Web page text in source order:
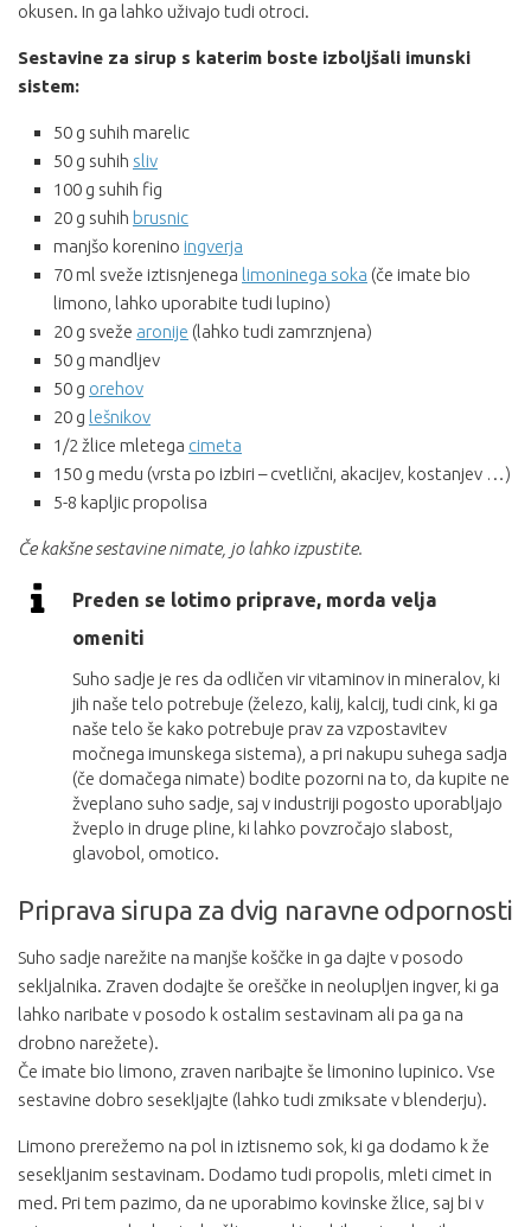
okusen. In ga lahko uživajo tudi otroci.
Sestavine za sirup s katerim boste izboljšali imunski
sistem:
50 g suhih marelic
50 g suhih sliv
100 g suhih fig
20 g suhih brusnic
manjšo korenino ingverja
70 ml sveže iztisnjenega limoninega soka (če imate bio
limono, lahko uporabite tudi lupino)
20 g sveže aronije (lahko tudi zamrznjena)
50 g mandljev
50 g orehov
20 g lešnikov
1/2 žlice mletega cimeta
150 g medu (vrsta po izbiri – cvetlični, akacijev, kostanjev …)
5-8 kapljic propolisa
Če kakšne sestavine nimate, jo lahko izpustite.
Preden se lotimo priprave, morda velja
omeniti
Suho sadje je res da odličen vir vitaminov in mineralov, ki
jih naše telo potrebuje (železo, kalij, kalcij, tudi cink, ki ga
naše telo še kako potrebuje prav za vzpostavitev
močnega imunskega sistema), a pri nakupu suhega sadja
(če domačega nimate) bodite pozorni na to, da kupite ne
žveplano suho sadje, saj v industriji pogosto uporabljajo
žveplo in druge pline, ki lahko povzročajo slabost,
glavobol, omotico.
Priprava sirupa za dvig naravne odpornosti
Suho sadje narežite na manjše koščke in ga dajte v posodo
sekljalnika. Zraven dodajte še oreščke in neolupljen ingver, ki ga
lahko naribate v posodo k ostalim sestavinam ali pa ga na
drobno narežete).
Če imate bio limono, zraven naribajte še limonino lupinico. Vse
sestavine dobro sesekljajte (lahko tudi zmiksate v blenderju).
Limono prerežemo na pol in iztisnemo sok, ki ga dodamo k že
sesekljanim sestavinam. Dodamo tudi propolis, mleti cimet in
med. Pri tem pazimo, da ne uporabimo kovinske žlice, saj bi v